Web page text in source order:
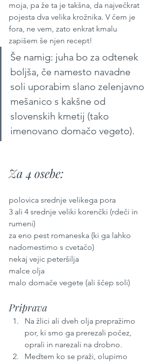
moja, pa že ta je takšna, da največkrat
pojesta dva velika krožnika. V čem je
fora, ne vem, zato enkrat kmalu
zapišem še njen recept!
Še namig: juha bo za odtenek
boljša, če namesto navadne
soli uporabim slano zelenjavno
mešanico s kakšne od
slovenskih kmetij (tako
imenovano domačo vegeto).
Za 4 osebe:
polovica srednje velikega pora
3 ali 4 srednje veliki korenčki (rdeči in
rumeni)
za eno pest romaneska (ki ga lahko
nadomestimo s cvetačo)
nekaj vejic peteršilja
malce olja
malo domače vegete (ali ščep soli)
Priprava
Na žlici ali dveh olja prepražimo
por, ki smo ga prerezali počez,
oprali in narezali na drobno.
Medtem ko se praži, olupimo